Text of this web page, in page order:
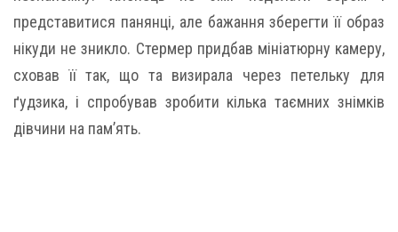
представитися панянці, але бажання зберегти її образ
нікуди не зникло. Стермер придбав мініатюрну камеру,
сховав її так, що та визирала через петельку для
ґудзика, і спробував зробити кілька таємних знімків
дівчини на пам’ять.